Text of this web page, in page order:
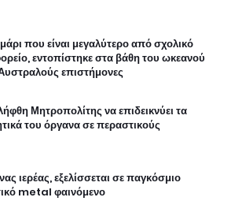
που είναι μεγαλύτερο από σχολικό
εντοπίστηκε στα βάθη του ωκεανού
επιστήμονες
Μητροπολίτης να επιδεικνύει τα
του όργανα σε περαστικούς
ιερέας, εξελίσσεται σε παγκόσμιο
metal φαινόμενο